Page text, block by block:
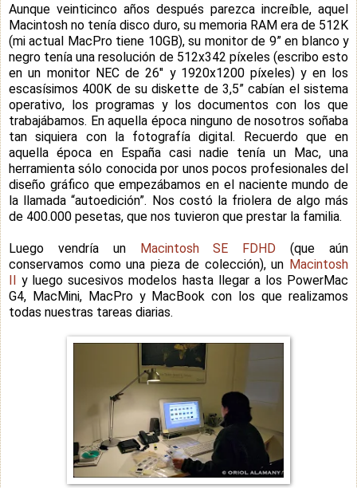
Aunque veinticinco años después parezca increíble, aquel
Macintosh no tenía disco duro, su memoria RAM era de 512K
(mi actual MacPro tiene 10GB), su monitor de 9” en blanco y
negro tenía una resolución de 512x342 píxeles (escribo esto
en un monitor NEC de 26" y 1920x1200 píxeles) y en los
escasísimos 400K de su diskette de 3,5” cabían el sistema
operativo, los programas y los documentos con los que
trabajábamos. En aquella época ninguno de nosotros soñaba
tan siquiera con la fotografía digital. Recuerdo que en
aquella época en España casi nadie tenía un Mac, una
herramienta sólo conocida por unos pocos profesionales del
diseño gráfico que empezábamos en el naciente mundo de
la llamada “autoedición”. Nos costó la friolera de algo más
de 400.000 pesetas, que nos tuvieron que prestar la familia.
Luego vendría un Macintosh SE FDHD (que aún
conservamos como una pieza de colección), un Macintosh
II y luego sucesivos modelos hasta llegar a los PowerMac
G4, MacMini, MacPro y MacBook con los que realizamos
todas nuestras tareas diarias.